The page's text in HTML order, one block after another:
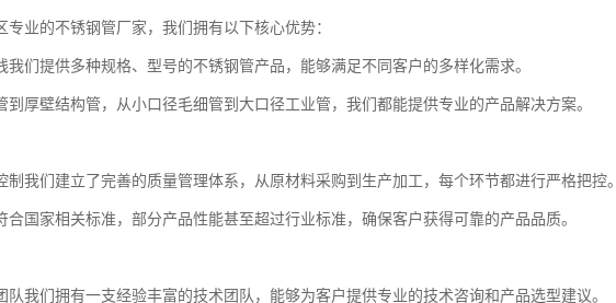
专业的不锈钢管厂家，我们拥有以下核心优势：
我们提供多种规格、型号的不锈钢管产品，能够满足不同客户的多样化需求。
到厚壁结构管，从小口径毛细管到大口径工业管，我们都能提供专业的产品解决方案。
制我们建立了完善的质量管理体系，从原材料采购到生产加工，每个环节都进行严格把控。
合国家相关标准，部分产品性能甚至超过行业标准，确保客户获得可靠的产品品质。
队我们拥有一支经验丰富的技术团队，能够为客户提供专业的技术咨询和产品选型建议。